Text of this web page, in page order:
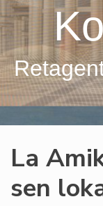
La
sen